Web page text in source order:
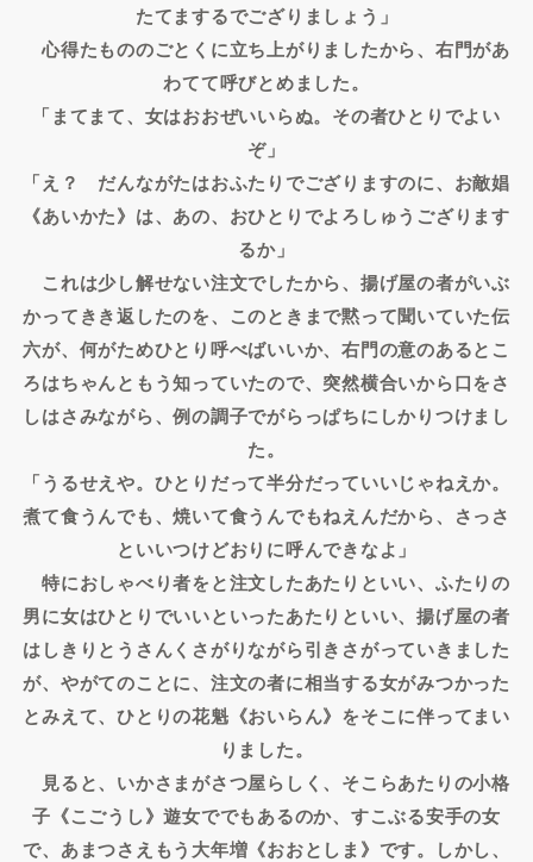
たてまするでござりましょう」
心得たもののごとくに立ち上がりましたから、右門があ
わてて呼びとめました。
「まてまて、女はおおぜいいらぬ。その者ひとりでよい
ぞ」
「え？ だんながたはおふたりでござりますのに、お敵娼
《あいかた》は、あの、おひとりでよろしゅうござります
るか」
これは少し解せない注文でしたから、揚げ屋の者がいぶ
かってきき返したのを、このときまで黙って聞いていた伝
六が、何がためひとり呼べばいいか、右門の意のあるとこ
ろはちゃんともう知っていたので、突然横合いから口をさ
しはさみながら、例の調子でがらっぱちにしかりつけまし
た。
「うるせえや。ひとりだって半分だっていいじゃねえか。
煮て食うんでも、焼いて食うんでもねえんだから、さっさ
といいつけどおりに呼んできなよ」
特におしゃべり者をと注文したあたりといい、ふたりの
男に女はひとりでいいといったあたりといい、揚げ屋の者
はしきりとうさんくさがりながら引きさがっていきました
が、やがてのことに、注文の者に相当する女がみつかった
とみえて、ひとりの花魁《おいらん》をそこに伴ってまい
りました。
見ると、いかさまがさつ屋らしく、そこらあたりの小格
子《こごうし》遊女ででもあるのか、すこぶる安手の女
で、あまつさえもう大年増《おおとしま》です。しかし、